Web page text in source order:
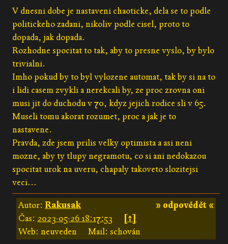
V dnesni dobe je nastaveni chaoticke, dela se to podle
politickeho zadani, nikoliv podle cisel, proto to
dopada, jak dopada.
Rozhodne spocitat to tak, aby to presne vyslo, by bylo
trivialni.
Imho pokud by to byl vylozene automat, tak by si na to
i lidi casem zvykli a nerekcali by, ze proc zrovna oni
musi jit do duchodu v 70, kdyz jejich rodice sli v 65.
Museli tomu akorat rozumet, proc a jak je to
nastavene.
Pravda, zde jsem prilis velky optimista a asi neni
mozne, aby ty tlupy negramotu, co si ani nedokazou
spocitat urok na uveru, chapaly takoveto slozitejsi
veci...
» odpovědět «
Autor:Rakusak
Čas: 2023-05-26 18:17:53
[↑]
Web: neuveden
Mail: schován